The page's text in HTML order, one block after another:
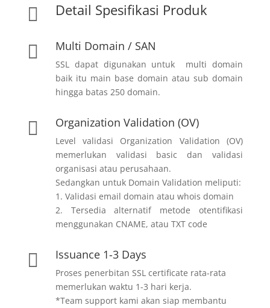
 Detail Spesifikasi Produk
 Multi Domain / SAN
SSL dapat digunakan untuk multi domain
baik itu main base domain atau sub domain
hingga batas 250 domain.
 Organization Validation (OV)
Level validasi Organization Validation (OV)
memerlukan validasi basic dan validasi
organisasi atau perusahaan.
Sedangkan untuk Domain Validation meliputi:
1. Validasi email domain atau whois domain
2. Tersedia alternatif metode otentifikasi
menggunakan CNAME, atau TXT code
 Issuance 1-3 Days
Proses penerbitan SSL certificate rata-rata
memerlukan waktu 1-3 hari kerja.
*Team support kami akan siap membantu